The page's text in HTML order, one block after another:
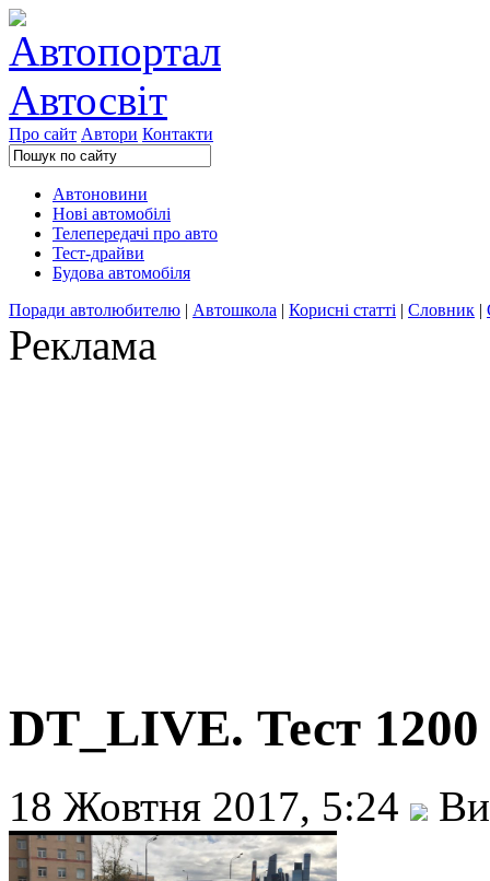
Про сайт Автори Контакти
Автоновини
Нові автомобілі
Телепередачі про авто
Тест-драйви
Будова автомобіля
Поради автолюбителю | Автошкола | Корисні статті | Словник |
Реклама
DT_LIVE. Тест
18 Жовтня 2017, 5:24